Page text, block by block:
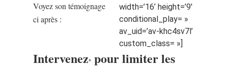
Voyez son témoignage
ci après :
width=’16’ height=’9′
conditional_play= »
av_uid=’av-khc4sv7l’
custom_class= »]
Intervenez*pour limiter les